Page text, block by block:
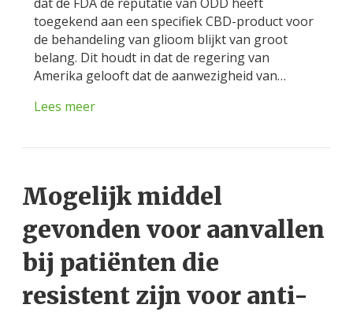
toegekend aan een specifiek CBD-product voor
de behandeling van glioom blijkt van groot
belang. Dit houdt in dat de regering van
Amerika gelooft dat de aanwezigheid van…
Lees meer
Mogelijk middel
gevonden voor aanvallen
bij patiënten die
resistent zijn voor anti-